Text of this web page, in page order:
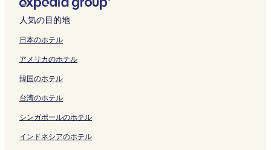
ー
ジ
を
開
リ
ク
a
n
の
ペ
ジ
開
く
リ
ン
の
ペ
ー
ジ
開
リ
ン
ク
を
開
く
リ
ク
a
e
の
ペ
ジ
開
く
リ
ン
ペ
ー
ジ
を
く
ン
ク
t
o
の
ペ
ジ
開
く
リ
ン
開
く
リ
ン
く
リ
ン
ク
ジ
を
開
く
ン
l
の
ペ
ー
を
く
リ
ン
ク
M
i
a
a
a
-
O
n
e
z
u
a
o
ペ
ー
ジ
を
く
リ
ン
ク
i
k
n
ペ
ジ
を
開
く
ン
T
A
I
I
A
J
I
M
の
n
s
n
r
a
d
i
a
i
c
h
y
H
t
e
l
S
i
E
X
U
E
H
A
T
A
O
O
n
e
Q
e
l
l
e
o
人気の目的地
日本のホテル
アメリカのホテル
韓国のホテル
台湾のホテル
シンガポールのホテル
インドネシアのホテル